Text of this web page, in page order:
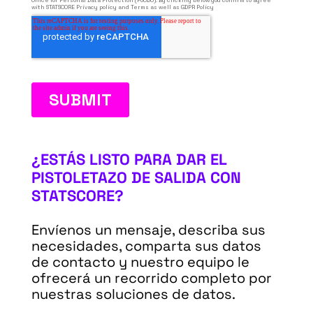
¿ESTÁS LISTO PARA DAR EL
PISTOLETAZO DE SALIDA CON
STATSCORE?
Envíenos un mensaje, describa sus
necesidades, comparta sus datos
de contacto y nuestro equipo le
ofrecerá un recorrido completo por
nuestras soluciones de datos.